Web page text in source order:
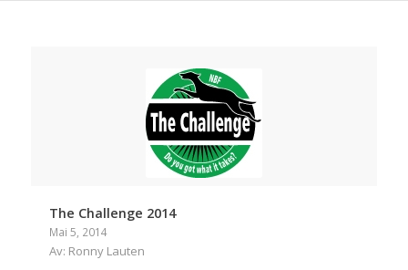
The Challenge 2014
Mai 5, 2014
Av: Ronny Lauten